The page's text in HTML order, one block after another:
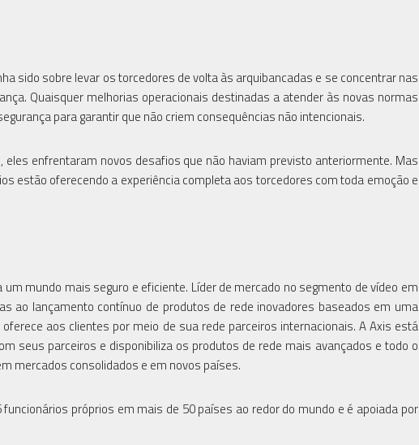
sido sobre levar os torcedores de volta às arquibancadas e se concentrar nas
Quaisquer melhorias operacionais destinadas a atender às novas normas
para garantir que não criem consequências não intencionais.
enfrentaram novos desafios que não haviam previsto anteriormente. Mas
estão oferecendo a experiência completa aos torcedores com toda emoção e
mundo mais seguro e eficiente. Líder de mercado no segmento de vídeo em
ao lançamento contínuo de produtos de rede inovadores baseados em uma
aos clientes por meio de sua rede parceiros internacionais. A Axis está
seus parceiros e disponibiliza os produtos de rede mais avançados e todo o
mercados consolidados e em novos países.
próprios em mais de 50 países ao redor do mundo e é apoiada por